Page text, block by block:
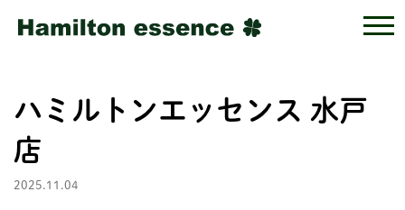
ハミルトンエッセンス 水戸
店
2025.11.04